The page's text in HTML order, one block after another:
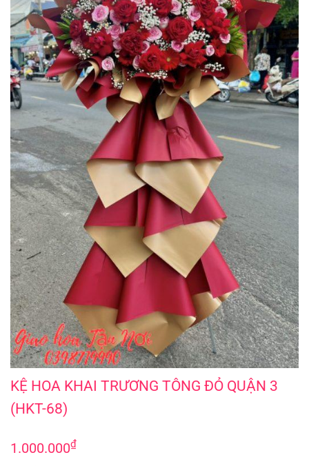
KỆ HOA KHAI TRƯƠNG TÔNG ĐỎ QUẬN 3 (HKT-68)
KỆ HOA KHAI TRƯƠNG TÔNG ĐỎ QUẬN 3
(HKT-68)
1.000.000₫